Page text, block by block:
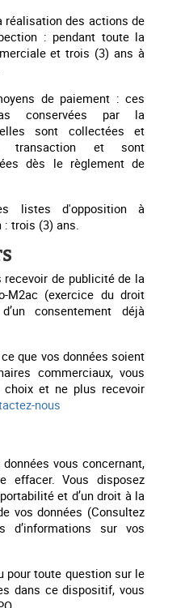
réalisation des actions de
: pendant toute la
et trois (3) ans à
de paiement : ces
conservées par la
sont collectées et
et sont
dès le règlement de
listes d'opposition à
: trois (3) ans.
de publicité de la
M2ac (exercice du droit
consentement déjà
que vos données soient
commerciaux, vous
et ne plus recevoir
nous
vous concernant,
Vous disposez
et d’un droit à la
vos données (Consultez
sur vos
pour toute question sur le
dans ce dispositif, vous